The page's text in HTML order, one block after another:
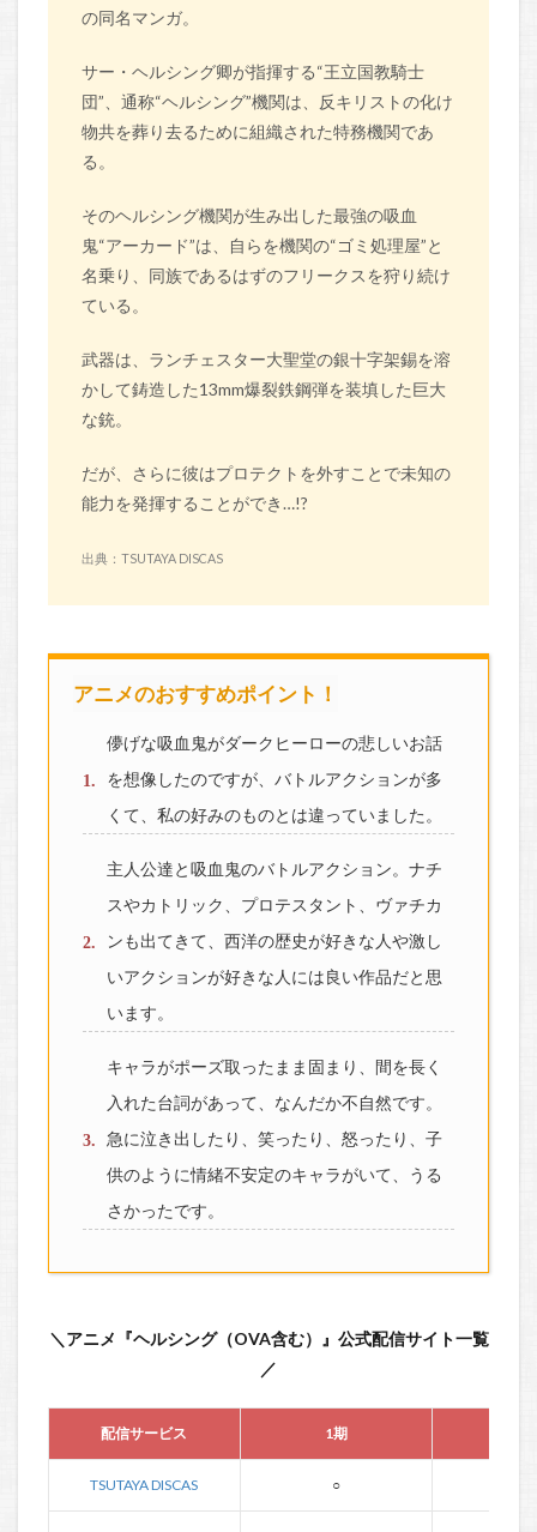
の同名マンガ。
サー・ヘルシング卿が指揮する“王立国教騎士
団”、通称“ヘルシング”機関は、反キリストの化け
物共を葬り去るために組織された特務機関であ
る。
そのヘルシング機関が生み出した最強の吸血
鬼“アーカード”は、自らを機関の“ゴミ処理屋”と
名乗り、同族であるはずのフリークスを狩り続け
ている。
武器は、ランチェスター大聖堂の銀十字架錫を溶
かして鋳造した13mm爆裂鉄鋼弾を装填した巨大
な銃。
だが、さらに彼はプロテクトを外すことで未知の
能力を発揮することができ…!?
出典：TSUTAYA DISCAS
アニメのおすすめポイント！
儚げな吸血鬼がダークヒーローの悲しいお話
を想像したのですが、バトルアクションが多
くて、私の好みのものとは違っていました。
主人公達と吸血鬼のバトルアクション。ナチ
スやカトリック、プロテスタント、ヴァチカ
ンも出てきて、西洋の歴史が好きな人や激し
いアクションが好きな人には良い作品だと思
います。
キャラがポーズ取ったまま固まり、間を長く
入れた台詞があって、なんだか不自然です。
急に泣き出したり、笑ったり、怒ったり、子
供のように情緒不安定のキャラがいて、うる
さかったです。
＼アニメ『ヘルシング（OVA含む）』公式配信サイト一覧
／
配信サービス 1期
TSUTAYA DISCAS ○